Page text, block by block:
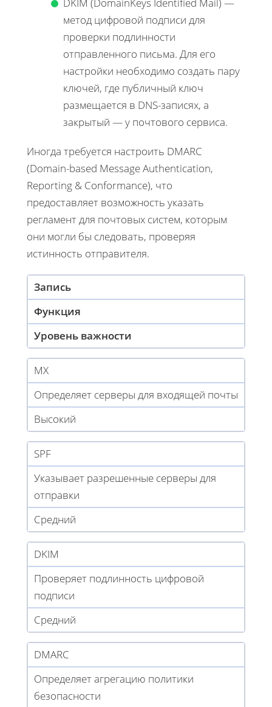
метод цифровой подписи для
проверки подлинности
отправленного письма. Для его
настройки необходимо создать пару
ключей, где публичный ключ
размещается в DNS-записях, а
закрытый — у почтового сервиса.
Иногда требуется настроить DMARC
(Domain-based Message Authentication,
Reporting & Conformance), что
предоставляет возможность указать
регламент для почтовых систем, которым
они могли бы следовать, проверяя
истинность отправителя.
Запись
Функция
Уровень важности
MX
Определяет серверы для входящей почты
Высокий
SPF
Указывает разрешенные серверы для
отправки
Средний
DKIM
Проверяет подлинность цифровой
подписи
Средний
DMARC
Определяет агрегацию политики
безопасности